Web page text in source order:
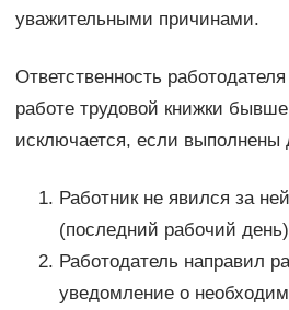
уважительными причинами.
Ответственность
работе трудовой книжки
исключается, если выполнены
Работник не явился за
(последний рабочий
Работодатель направил
уведомление о